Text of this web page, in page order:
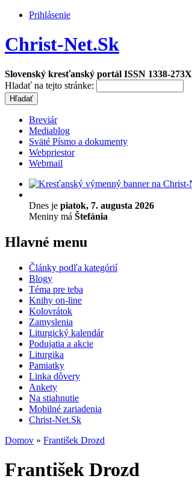
Prihlásenie
Christ-Net.Sk
Slovenský kresťanský portál ISSN 1338-273X
Hladať na tejto stránke:
Breviár
Mediablog
Sväté Písmo a dokumenty
Webpriestor
Webmail
Dnes je piatok, 7. augusta 2026
Meniny má Štefánia
Hlavné menu
Články podľa kategórií
Blogy
Téma pre teba
Knihy on-line
Kolovrátok
Zamyslenia
Liturgický kalendár
Podujatia a akcie
Liturgika
Pamiatky
Linka dôvery
Ankety
Na stiahnutie
Mobilné zariadenia
Christ-Net.Sk
Domov » František Drozd
František Drozd